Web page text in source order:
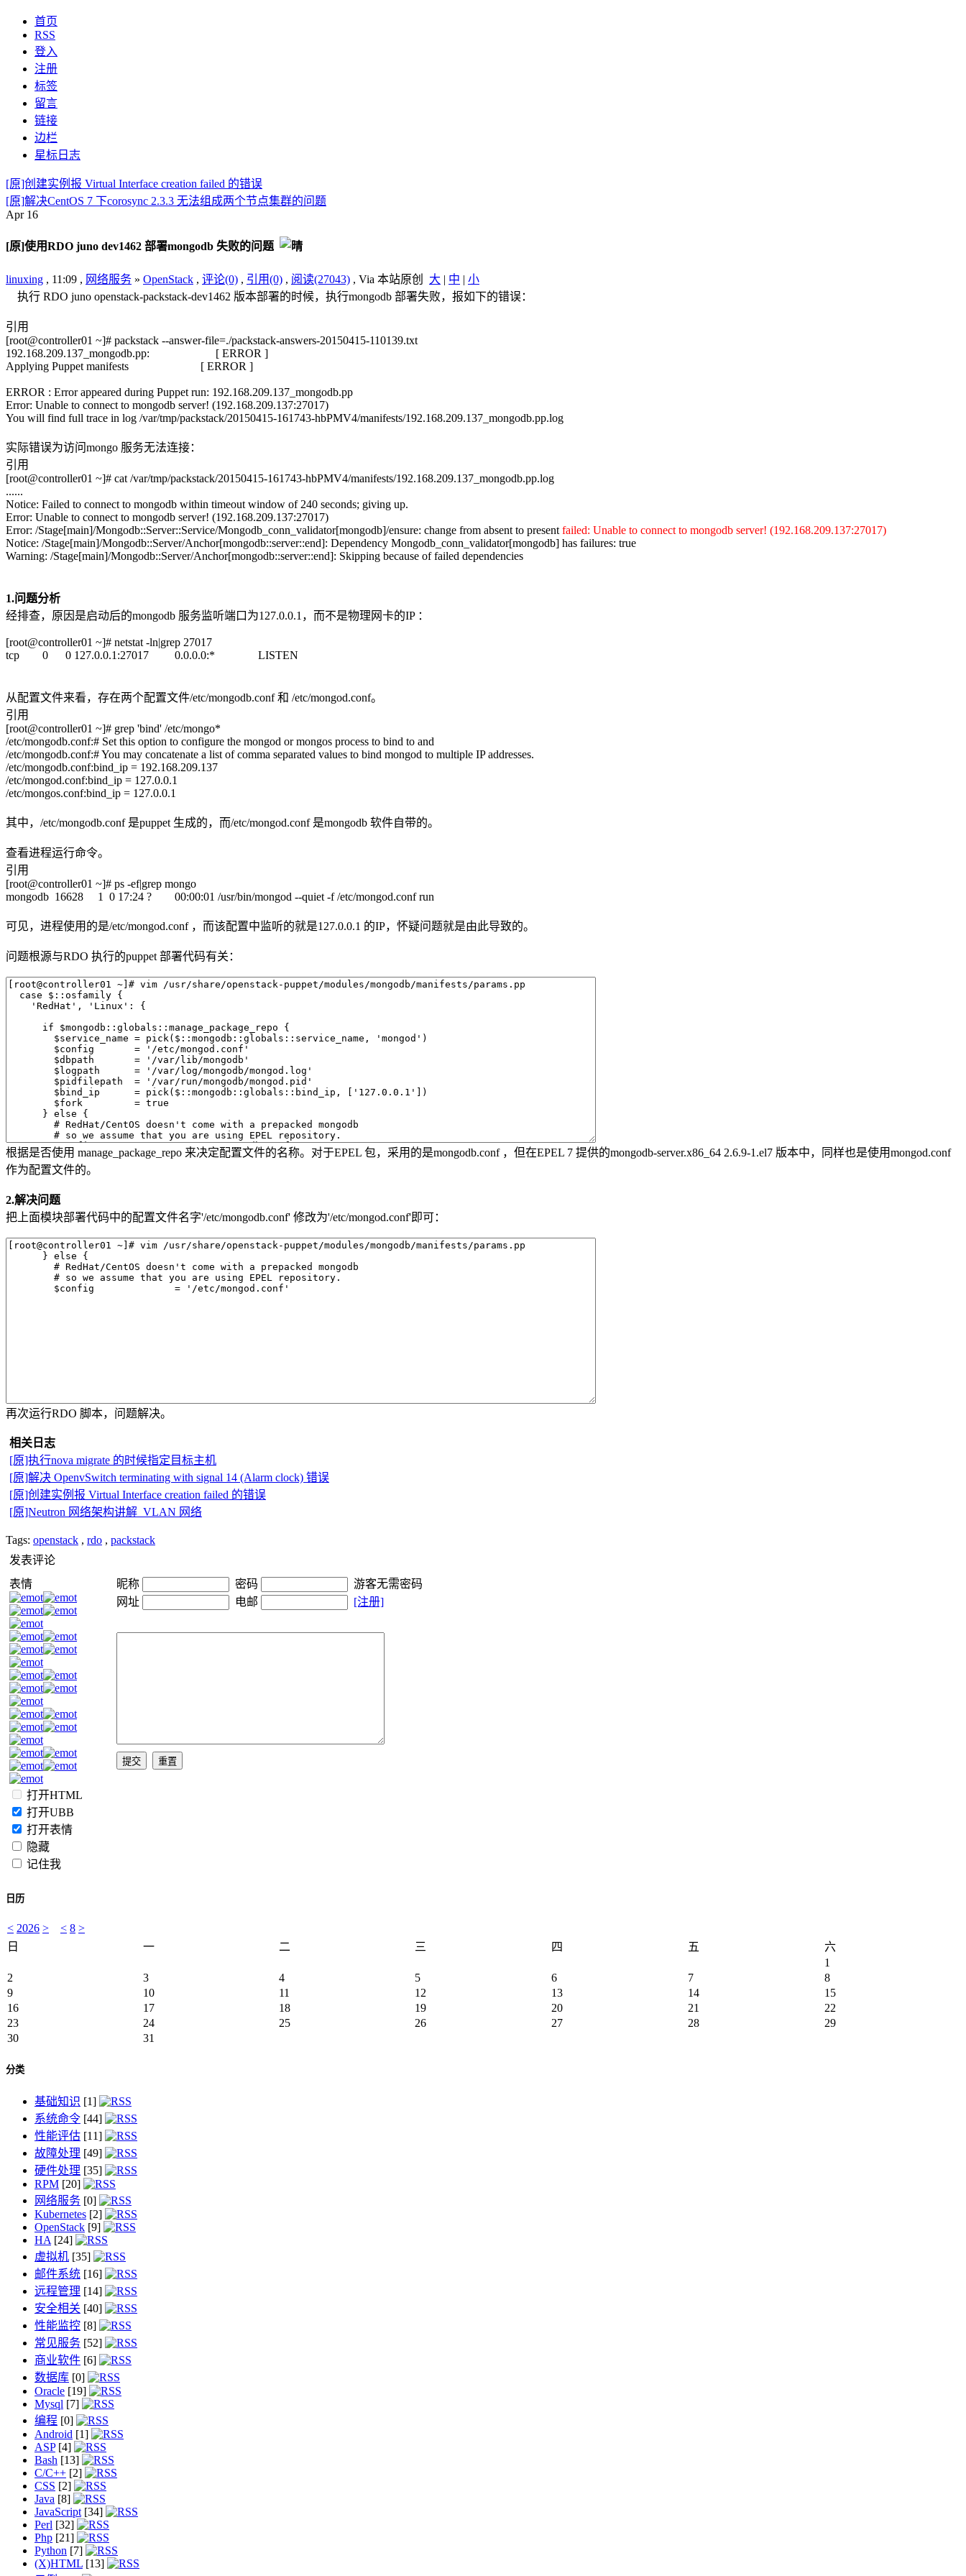
首页
RSS
登入
注册
标签
留言
链接
边栏
星标日志
[原]创建实例报 Virtual Interface creation failed 的错误
[原]解决CentOS 7 下corosync 2.3.3 无法组成两个节点集群的问题
Apr 16
[原]使用RDO juno dev1462 部署mongodb 失败的问题
linuxing , 11:09 , 网络服务 » OpenStack , 评论(0) , 引用(0) , 阅读(27043) , Via 本站原创 大 | 中 | 小
执行 RDO juno openstack-packstack-dev1462 版本部署的时候，执行mongodb 部署失败，报如下的错误：
引用
[root@controller01 ~]# packstack --answer-file=./packstack-answers-20150415-110139.txt
192.168.209.137_mongodb.pp: [ ERROR ]
Applying Puppet manifests [ ERROR ]
ERROR : Error appeared during Puppet run: 192.168.209.137_mongodb.pp
Error: Unable to connect to mongodb server! (192.168.209.137:27017)
You will find full trace in log /var/tmp/packstack/20150415-161743-hbPMV4/manifests/192.168.209.137_mongodb.pp.log
实际错误为访问mongo 服务无法连接：
引用
[root@controller01 ~]# cat /var/tmp/packstack/20150415-161743-hbPMV4/manifests/192.168.209.137_mongodb.pp.log
......
Notice: Failed to connect to mongodb within timeout window of 240 seconds; giving up.
Error: Unable to connect to mongodb server! (192.168.209.137:27017)
Error: /Stage[main]/Mongodb::Server::Service/Mongodb_conn_validator[mongodb]/ensure: change from absent to present failed: Unable to connect to mongodb server! (192.168.209.137:27017)
Notice: /Stage[main]/Mongodb::Server/Anchor[mongodb::server::end]: Dependency Mongodb_conn_validator[mongodb] has failures: true
Warning: /Stage[main]/Mongodb::Server/Anchor[mongodb::server::end]: Skipping because of failed dependencies
1.问题分析
经排查，原因是启动后的mongodb 服务监听端口为127.0.0.1，而不是物理网卡的IP ：
[root@controller01 ~]# netstat -ln|grep 27017
tcp 0 0 127.0.0.1:27017 0.0.0.0:* LISTEN
从配置文件来看，存在两个配置文件/etc/mongodb.conf 和 /etc/mongod.conf。
引用
[root@controller01 ~]# grep 'bind' /etc/mongo*
/etc/mongodb.conf:# Set this option to configure the mongod or mongos process to bind to and
/etc/mongodb.conf:# You may concatenate a list of comma separated values to bind mongod to multiple IP addresses.
/etc/mongodb.conf:bind_ip = 192.168.209.137
/etc/mongod.conf:bind_ip = 127.0.0.1
/etc/mongos.conf:bind_ip = 127.0.0.1
其中，/etc/mongodb.conf 是puppet 生成的，而/etc/mongod.conf 是mongodb 软件自带的。
查看进程运行命令。
引用
[root@controller01 ~]# ps -ef|grep mongo
mongodb 16628 1 0 17:24 ? 00:00:01 /usr/bin/mongod --quiet -f /etc/mongod.conf run
可见，进程使用的是/etc/mongod.conf ，而该配置中监听的就是127.0.0.1 的IP，怀疑问题就是由此导致的。
问题根源与RDO 执行的puppet 部署代码有关：
根据是否使用 manage_package_repo 来决定配置文件的名称。对于EPEL 包，采用的是mongodb.conf ，但在EPEL 7 提供的mongodb-server.x86_64 2.6.9-1.el7 版本中，同样也是使用mongod.conf
作为配置文件的。
2.解决问题
把上面模块部署代码中的配置文件名字'/etc/mongodb.conf' 修改为'/etc/mongod.conf'即可：
再次运行RDO 脚本，问题解决。
相关日志
[原]执行nova migrate 的时候指定目标主机
[原]解决 OpenvSwitch terminating with signal 14 (Alarm clock) 错误
[原]创建实例报 Virtual Interface creation failed 的错误
[原]Neutron 网络架构讲解_VLAN 网络
Tags: openstack , rdo , packstack
发表评论
表情
打开HTML
打开UBB
打开表情
隐藏
记住我
昵称 密码
游客无需密码
网址
电邮 [注册]
日历
< 2026 > < 8 >
日
一 二 三 四 五
六
1
2
3 4 5 6 7
8
9
10 11 12 13 14
15
16
17 18 19 20 21
22
23
24 25 26 27 28
29
30
31
分类
基础知识 [1]
系统命令 [44]
性能评估 [11]
故障处理 [49]
硬件处理 [35]
RPM [20]
网络服务 [0]
Kubernetes [2]
OpenStack [9]
HA [24]
虚拟机 [35]
邮件系统 [16]
远程管理 [14]
安全相关 [40]
性能监控 [8]
常见服务 [52]
商业软件 [6]
数据库 [0]
Oracle [19]
Mysql [7]
编程 [0]
Android [1]
ASP[4]
Bash [13]
C/C++ [2]
CSS [2]
Java [8]
JavaScript [34]
Perl [32]
Php [21]
Python [7]
(X)HTML [13]